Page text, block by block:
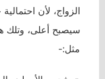
الزواج، لأن
سيصبح أعلى، وتلك
مثل:-